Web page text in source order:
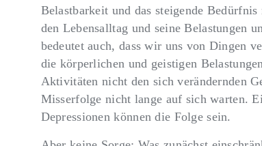
Belastbarkeit und das steigende
den Lebensalltag und seine Belastungen
bedeutet auch, dass wir uns von Dingen
die körperlichen und geistigen
Aktivitäten nicht den sich verändernden
Misserfolge nicht lange auf sich warten.
Depressionen können die Folge sein.